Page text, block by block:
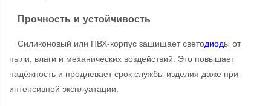
Прочность и устойчивость
Силиконовый или ПВХ-корпус защищает светодиоды от
пыли, влаги и механических воздействий. Это повышает
надёжность и продлевает срок службы изделия даже при
интенсивной эксплуатации.